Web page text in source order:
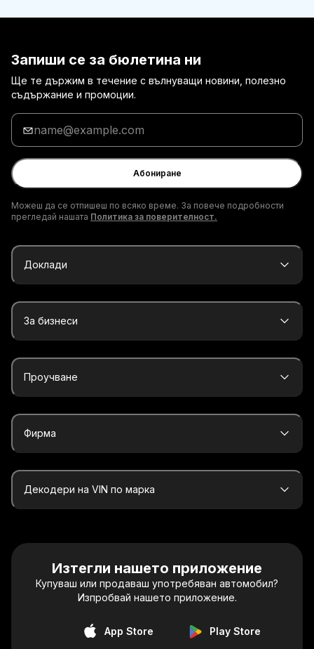
Запиши се за бюлетина ни
Ще те държим в течение с вълнуващи новини, полезно
съдържание и промоции.
Въведи
твоя
имейл
адрес
Абониране
Можеш да се отпишеш по всяко време. За повече подробности
прегледай нашата Политика за поверителност.
Доклади
За бизнеси
Проучване
Фирма
Декодери на VIN по марка
Изтегли нашето приложение
Купуваш или продаваш употребяван автомобил?
Изпробвай нашето приложение.
App Store Play Store